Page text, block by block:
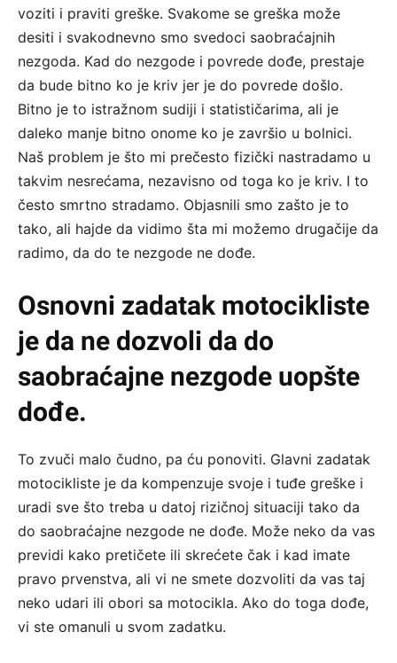
voziti i praviti greške. Svakome se greška može
desiti i svakodnevno smo svedoci saobraćajnih
nezgoda. Kad do nezgode i povrede dođe, prestaje
da bude bitno ko je kriv jer je do povrede došlo.
Bitno je to istražnom sudiji i statističarima, ali je
daleko manje bitno onome ko je završio u bolnici.
Naš problem je što mi prečesto fizički nastradamo u
takvim nesrećama, nezavisno od toga ko je kriv. I to
često smrtno stradamo. Objasnili smo zašto je to
tako, ali hajde da vidimo šta mi možemo drugačije da
radimo, da do te nezgode ne dođe.
Osnovni zadatak motocikliste
je da ne dozvoli da do
saobraćajne nezgode uopšte
dođe.
To zvuči malo čudno, pa ću ponoviti. Glavni zadatak
motocikliste je da kompenzuje svoje i tuđe greške i
uradi sve što treba u datoj rizičnoj situaciji tako da
do saobraćajne nezgode ne dođe. Može neko da vas
previdi kako pretičete ili skrećete čak i kad imate
pravo prvenstva, ali vi ne smete dozvoliti da vas taj
neko udari ili obori sa motocikla. Ako do toga dođe,
vi ste omanuli u svom zadatku.